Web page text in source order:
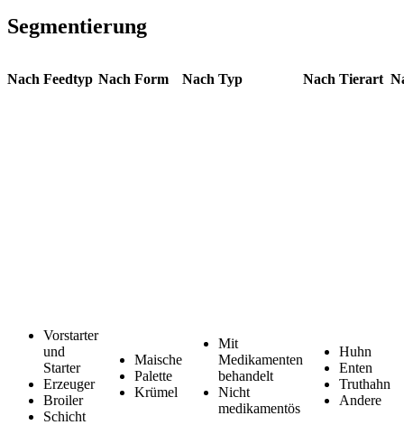
Segmentierung
Nach Feedtyp Nach Form Nach Typ Nach Tierart
Vorstarter
und
Starter
Erzeuger
Broiler
Schicht
Maische
Palette
Krümel
Mit
Medikamenten
behandelt
Nicht
medikamentös
Huhn
Enten
Truthahn
Andere